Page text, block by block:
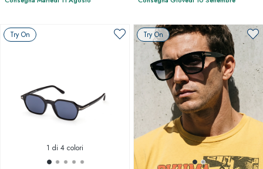
Try On
1 di 4 colori
Try On